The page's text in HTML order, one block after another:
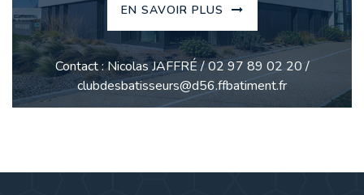
EN SAVOIR PLUS
Contact : Nicolas JAFFRÉ / 02 97 89 02 20 /
clubdesbatisseurs@d56.ffbatiment.fr